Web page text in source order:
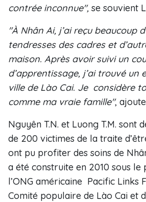
contrée inconnue", se souvient
"À Nhân Ai, j’ai reçu beaucoup
tendresses des cadres et
maison. Après avoir suivi un
d’apprentissage, j’ai trouvé un
ville de Lào Cai. Je considère
comme ma vraie famille",
Nguyên T.N. et Luong T.M. sont
de 200 victimes de la traite
ont pu profiter des soins de
a été construite en 2010 sous le
l’ONG américaine Pacific Links
Comité populaire de Lào Cai et